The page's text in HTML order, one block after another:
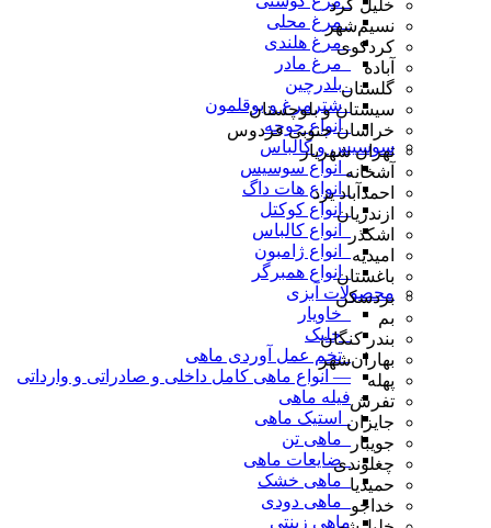
_مرغ محلی
_مرغ هلندی
_مرغ مادر
_بلدرچین
_شترمرغ و بوقلمون
_انواع جوجه
سوسیس و کالباس
_انواع سوسیس
_انواع هات داگ
_انواع کوکتل
_انواع کالباس
_انواع ژامبون
_انواع همبرگر
محصولات آبزی
_خاویار
_جلبک
_تخم عمل آوردی ماهی
— انواع ماهی کامل داخلی و صادراتی و وارداتی
فیله ماهی
_استیک ماهی
_ماهی تن
_ضایعات ماهی
_ماهی خشک
_ماهی دودی
ماهی زینتی
خلیل کرد
نسیم‌شهر
کردکوی
آباده
گلستان
سیستان و بلوچستان
خراسان جنوبی فردوس
تهران شهریار
آشخانه
احمدآباد یزد
ازندریان
اشکذر
امیدیه
باغستان
بردسکن
بم
بندر کنگان
بهاران‌شهر
پهله
تفرش
جایزان
جویبار
چغلوندی
حمیدیا
خداجو